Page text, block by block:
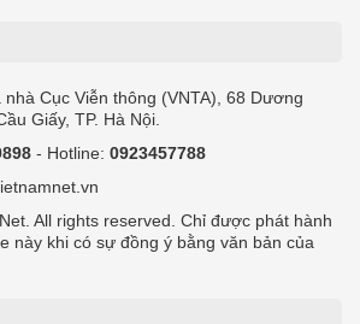
Cục Viễn thông (VNTA), 68 Dương
Giấy, TP. Hà Nội.
- Hotline: 0923457788
All rights reserved. Chỉ được phát hành
này khi có sự đồng ý bằng văn bản của